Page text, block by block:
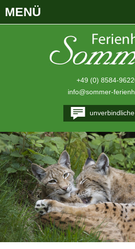
+49 (0) 8584-
info@sommer-
MENÜ